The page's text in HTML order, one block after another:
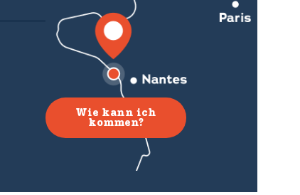
Wie kann ich
kommen?